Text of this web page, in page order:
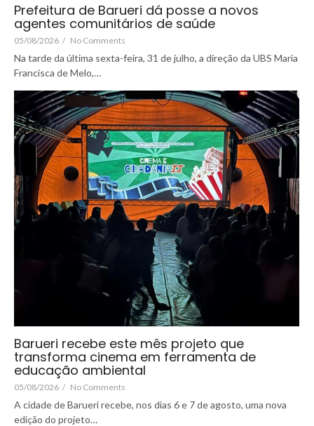
Prefeitura de Barueri dá posse a novos
agentes comunitários de saúde
05/08/2026 / No Comments
Na tarde da última sexta-feira, 31 de julho, a direção da UBS Maria
Francisca de Melo,…
Barueri recebe este mês projeto que
transforma cinema em ferramenta de
educação ambiental
05/08/2026 / No Comments
A cidade de Barueri recebe, nos dias 6 e 7 de agosto, uma nova
edição do projeto…